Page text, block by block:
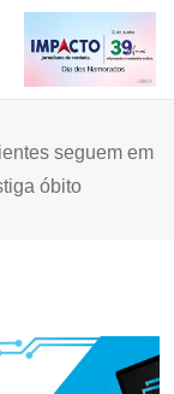
seguem em
óbito